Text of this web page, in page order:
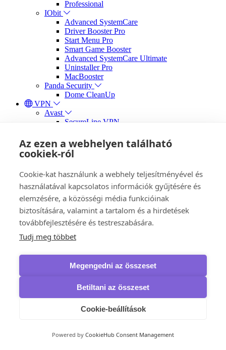
Professional
IObit
Advanced SystemCare
Driver Booster Pro
Start Menu Pro
Smart Game Booster
Advanced SystemCare Ultimate
Uninstaller Pro
MacBooster
Panda Security
Dome CleanUp
VPN
Avast
SecureLine VPN
AVG
Secure VPN
Bitdefender
F-Secure
Freedome VPN
VPN
Kaspersky
VPN
McAfee
NordVPN
VPN Plus
Panda Security
iTop VPN & iTop Private Browser
IOTransfer
Az ezen a webhelyen található
cookiek-ról
Cookie-kat használunk a webhely teljesítményével és
használatával kapcsolatos információk gyűjtésére és
elemzésére, a közösségi média funkcióinak
biztosítására, valamint a tartalom és a hirdetések
továbbfejlesztésére és testreszabására.
Tudj meg többet
Megengedni az összeset
Betiltani az összeset
Cookie-beállítások
Powered by CookieHub Consent Management